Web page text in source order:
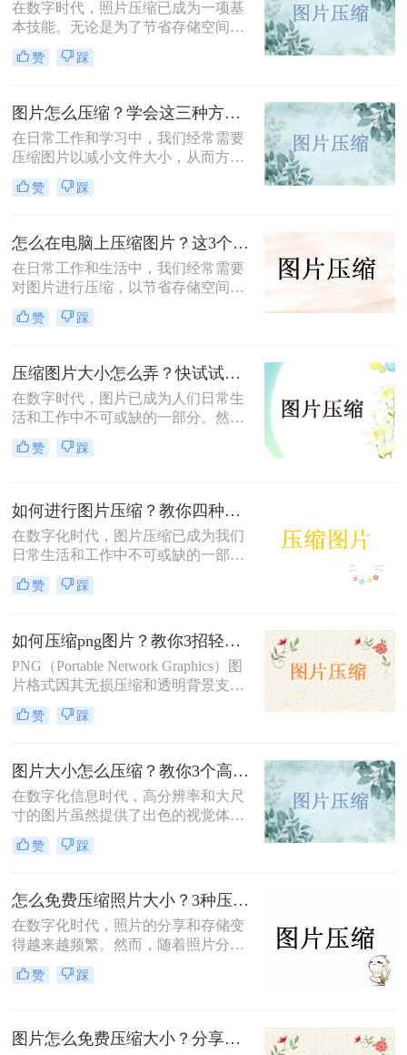
在数字时代，照片压缩已成为一项基
本技能。无论是为了节省存储空间，
还是为了加快网页加载速度，将照片
压缩到指定大小都是非常有必要的。
介绍三种常用的照片压缩方法。
赞 踩
图片怎么压缩？学会这三种方法轻松完成压缩！
在日常工作和学习中，我们经常需要
压缩图片以减小文件大小，从而方便
上传、分享或存储。那么图片怎么压
缩呢？本文将介绍三种常用的图片压
赞 踩
怎么在电脑上压缩图片？这3个压缩方法分享！
在日常工作和生活中，我们经常需要
对图片进行压缩，以节省存储空间或
加快图片上传速度。那么怎么在电脑
上压缩图片呢？本文将介绍三种在电
赞 踩
压缩图片大小怎么弄？快试试这3个压缩方法！
在数字时代，图片已成为人们日常生
活和工作中不可或缺的一部分。然
而，有时我们遇到的图片文件过大，
不仅占用存储空间，还影响上传和分
方法，帮助用户轻松解决图片大小问
题。
赞 踩
如何进行图片压缩？教你四种实用方法！
在数字化时代，图片压缩已成为我们
日常生活和工作中不可或缺的一部
分。无论是为了节省存储空间，还是
为了加快图片在网络上的传输速度，
进行图片压缩呢？本文将为您介绍四
种实用的图片压缩方法。
赞 踩
如何压缩png图片？教你3招轻松压缩！
PNG（Portable Network Graphics）图
片格式因其无损压缩和透明背景支持
而广受欢迎，但有时候文件大小可能
会过大，影响网页加载速度或文件传
本文将介绍三种压缩PNG图片的方
法，旨在帮助你在保持图像质量的前
提下减小文件大小。
赞 踩
图片大小怎么压缩？教你3个高效压缩方法！
在数字化信息时代，高分辨率和大尺
寸的图片虽然提供了出色的视觉体
验，但也带来了存储空间占用过多、
网页加载速度慢以及文件传输效率低
图片大小压缩的方法变得尤为重要。
那么图片大小怎么压缩呢？本文将介
绍三种实用且高效的图片压缩方法。
赞 踩
怎么免费压缩照片大小？3种压缩方法推荐！
在数字化时代，照片的分享和存储变
得越来越频繁。然而，随着照片分辨
率的提高，文件大小也随之增加，这
不仅占据了大量存储空间，还在上传
能节省存储空间又能保证照片质量，
赞 踩
图片怎么免费压缩大小？分享三种高效压缩方法！